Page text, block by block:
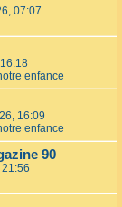
07:07
enfance
16:09
enfance
90